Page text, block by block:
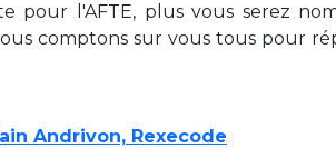
pour l'AFTE, plus vous serez
comptons sur vous tous pour
Andrivon, Rexecode